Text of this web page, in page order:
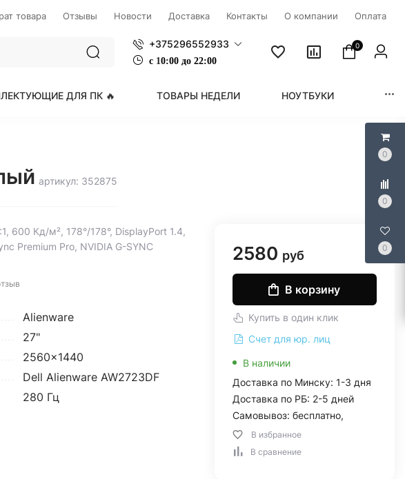
0
0
0
товара Отзывы Новости Доставка Контакты О компании Оплата
+375296552933
с 1 0:00 до 22:00
0
ДЛЯ ПК 🔥 ТОВАРЫ НЕДЕЛИ НОУТБУКИ
артикул: 352875
600 Кд/м², 178°/178°, DisplayPort 1.4,
Premium Pro, NVIDIA G-SYNC
Alienware
27"
2560x1440
Dell Alienware AW2723DF
280 Гц
2580 руб
В корзину
Купить в один клик
Счет для юр. лиц
В наличии
Доставка по Минску: 1-3 дня
Доставка по РБ: 2-5 дней
Самовывоз: бесплатно,
В избранное
В сравнение